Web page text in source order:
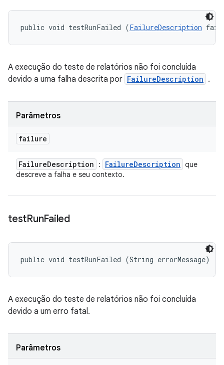
public void testRunFailed (FailureDescription
A execução do teste de relatórios não foi concluída
devido a uma falha descrita por FailureDescription .
Parâmetros
failure
FailureDescription : FailureDescription que
descreve a falha e seu contexto.
testRunFailed
public void testRunFailed (String errorMessage)
A execução do teste de relatórios não foi concluída
devido a um erro fatal.
Parâmetros